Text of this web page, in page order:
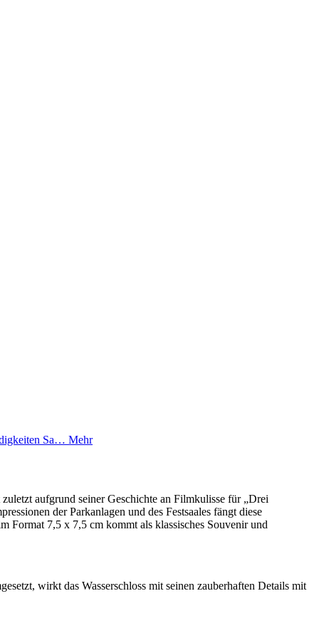
Sa… Mehr
aufgrund seiner Geschichte an Filmkulisse für „Drei
der Parkanlagen und des Festsaales fängt diese
Format 7,5 x 7,5 cm kommt als klassisches Souvenir und
wirkt das Wasserschloss mit seinen zauberhaften Details mit